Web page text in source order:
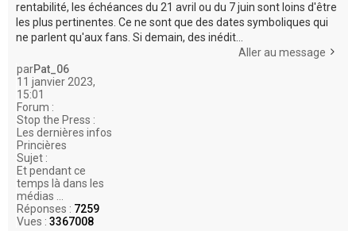
rentabilité, les échéances du 21 avril ou du 7 juin sont loins d'être
les plus pertinentes. Ce ne sont que des dates symboliques qui
ne parlent qu'aux fans. Si demain, des inédit...
Aller au message
parPat_06
11 janvier 2023,
15:01
Forum :
Stop the Press :
Les dernières infos
Princières
Sujet :
Et pendant ce
temps là dans les
médias ...
Réponses : 7259
Vues : 3367008